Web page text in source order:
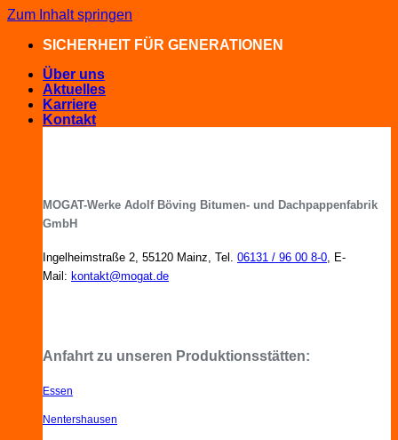
Zum Inhalt springen
SICHERHEIT FÜR GENERATIONEN
Über uns
Aktuelles
Karriere
Kontakt
MOGAT-Werke Adolf Böving Bitumen- und Dachpappenfabrik
GmbH
Ingelheimstraße 2, 55120 Mainz, Tel. 06131 / 96 00 8-0, E-
Mail: kontakt@mogat.de
Anfahrt zu unseren Produktionsstätten:
Essen
Nentershausen